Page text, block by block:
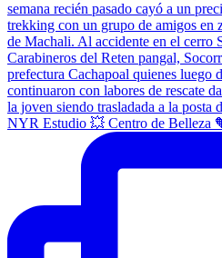
NYR Estudio 💥 Centro de Belleza